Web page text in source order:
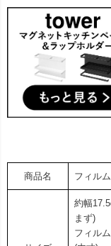
商品名 フィル
約幅
まず)
フィル